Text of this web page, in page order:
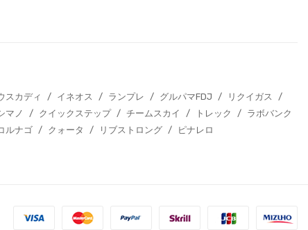
スカディ / イネオス / ランプレ / グルパマFDJ / リクイガス
/
マノ / クイックステップ / チームスカイ / トレック / ラボバンク
ルナゴ / クォータ / リブストロング / ピナレロ